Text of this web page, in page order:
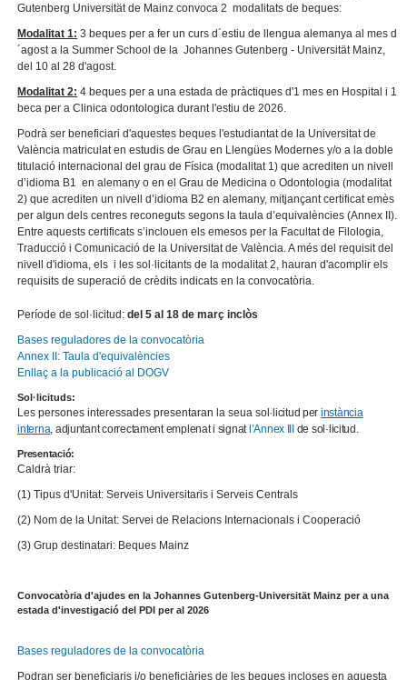
Gutenberg Universität de Mainz convoca 2 modalitats de beques:
Modalitat 1: 3 beques per a fer un curs d´estiu de llengua alemanya al mes d
´agost a la Summer School de la Johannes Gutenberg - Universität Mainz,
del 10 al 28 d'agost.
Modalitat 2: 4 beques per a una estada de pràctiques d'1 mes en Hospital i 1
beca per a Clinica odontologica durant l'estiu de 2026.
Podrà ser beneficiari d'aquestes beques l'estudiantat de la Universitat de
València matriculat en estudis de Grau en Llengües Modernes y/o a la doble
titulació internacional del grau de Física (modalitat 1) que acrediten un nivell
d’idioma B1 en alemany o en el Grau de Medicina o Odontologia (modalitat
2) que acrediten un nivell d’idioma B2 en alemany, mitjançant certificat emès
per algun dels centres reconeguts segons la taula d’equivalències (Annex II).
Entre aquests certificats s’inclouen els emesos per la Facultat de Filologia,
Traducció i Comunicació de la Universitat de València. A més del requisit del
nivell d'idioma, els i les sol·licitants de la modalitat 2, hauran d'acomplir els
requisits de superació de crèdits indicats en la convocatòria.
Període de sol·licitud:del 5 al 18 de març inclòs
Bases reguladores de la convocatòria
Annex II: Taula d'equivalències
Enllaç a la publicació al DOGV
Sol·licituds:
Les persones interessades presentaran la seuasol · licitud per instància
interna, adjuntant correctament emplenat i signat l’Annex III de sol·licitud.
Presentació:
Caldrà triar:
(1) Tipus d'Unitat: Serveis Universitaris i Serveis Centrals
(2) Nom de la Unitat: Servei de Relacions Internacionals i Cooperació
(3) Grup destinatari: Beques Mainz
Convocatòria d'ajudes en la Johannes Gutenberg-Universität Mainz per a una
estada d'investigació del PDI per al 2026
Bases reguladores de la convocatòria
Podran ser beneficiaris i/o beneficiàries de les beques incloses en aquesta